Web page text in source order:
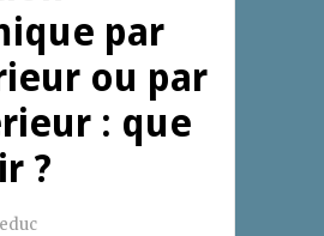
par
ou par
: que
?